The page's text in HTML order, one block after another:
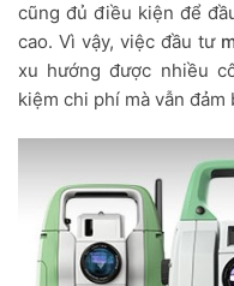
cũng đủ điều kiện để
cao. Vì vậy, việc đầu tư
xu hướng được nhiều
kiệm chi phí mà vẫn